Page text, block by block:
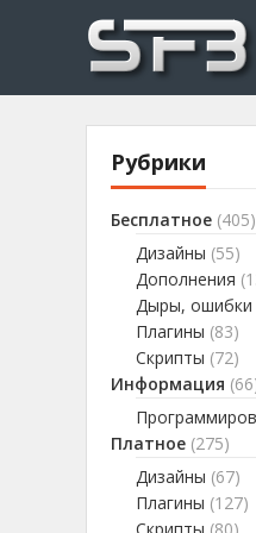
Буксы,
Рубрики
Бесплатное (405)
Дизайны (55)
Дополнения
Дыры, ошибки
Плагины (83)
Скрипты (72)
Информация
Платное (275)
Дизайны (67)
Плагины (127)